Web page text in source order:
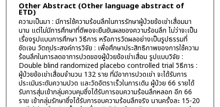
Other Abstract (Other language abstract of
ETD)
ความเป็นมา : มีการใช้ความร้อนลึกในการรักษาผู้ป่วยข้อเข่าเสื่อมมา
นาน แต่ไม่มีการศึกษาที่ดีพอจะยืนยันผลของความร้อนลึก ไม่ว่าจะเป็น
เรื่องรูปแบบการศึกษา วิธีการ หรือการวัดผลอย่างเป็นรูปธรรมที่
ชัดเจน วัตถุประสงค์การวิจัย : เพื่อศึกษาประสิทธิภาพของการใช้ความ
ร้อนลึกในการลดอาการปวดของผู้ป่วยข้อเข่าเสื่อม รูปแบบวิจัย :
Double blind randomized placebo controlled trial วิธีการ :
ผู้ป่วยข้อเข่าเสื่อมจำนวน 132 ราย ที่มีอาการปวดเข่า จะได้รับการ
ประเมินระดับความปวด และวัดอัตราเร็วในการเดิน ผู้ป่วย 66 รายได้
รับการสุ่มเข้ากลุ่มควบคุมซึ่งได้รับการอบความร้อนลึกหลอก อีก 66
ราย เข้ากลุ่มรักษาซึ่งได้รับการอบความร้อนลึกจริง นานครั้งละ 15-20